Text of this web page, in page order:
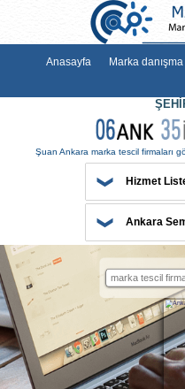
Anasayfa Marka danışma
Şuan Ankara marka tescil
Hizmet
Ankara